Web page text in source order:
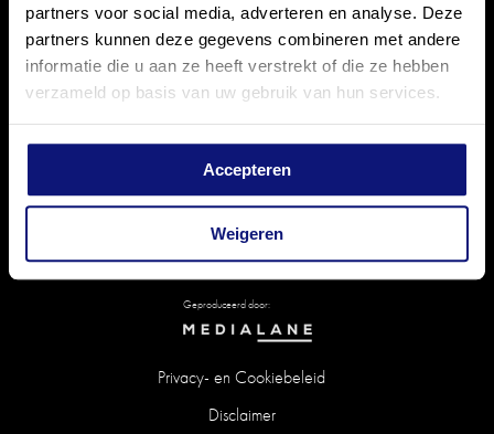
partners voor social media, adverteren en analyse. Deze
partners kunnen deze gegevens combineren met andere
informatie die u aan ze heeft verstrekt of die ze hebben
verzameld op basis van uw gebruik van hun services.
Accepteren
Weigeren
VOLG MEDIALANE EN MIS NIETS
Geproduceerd door:
Privacy- en Cookiebeleid
Disclaimer